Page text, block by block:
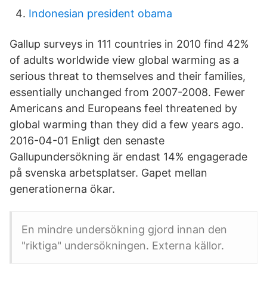
Indonesian president obama
Gallup surveys in 111 countries in 2010 find 42%
of adults worldwide view global warming as a
serious threat to themselves and their families,
essentially unchanged from 2007-2008. Fewer
Americans and Europeans feel threatened by
global warming than they did a few years ago.
2016-04-01 Enligt den senaste
Gallupundersökning är endast 14% engagerade
på svenska arbetsplatser. Gapet mellan
generationerna ökar.
En mindre undersökning gjord innan den
"riktiga" undersökningen. Externa källor.